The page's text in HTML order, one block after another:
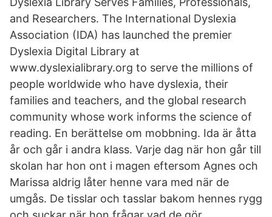
and Researchers. The International Dyslexia
Association (IDA) has launched the premier
Dyslexia Digital Library at
www.dyslexialibrary.org to serve the millions of
people worldwide who have dyslexia, their
families and teachers, and the global research
community whose work informs the science of
reading. En berättelse om mobbning. Ida är åtta
år och går i andra klass. Varje dag när hon går till
skolan har hon ont i magen eftersom Agnes och
Marissa aldrig låter henne vara med när de
umgås. De tisslar och tasslar bakom hennes rygg